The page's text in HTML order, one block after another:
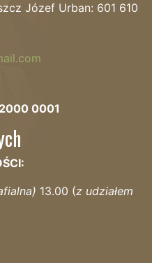
Józef Urban: 601 610
0001
13.00 (z udziałem